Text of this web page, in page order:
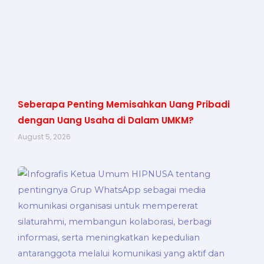
Seberapa Penting Memisahkan Uang Pribadi
dengan Uang Usaha di Dalam UMKM?
August 5, 2026